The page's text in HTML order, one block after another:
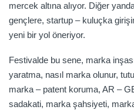
mercek altına alıyor. Diğer
gençlere, startup – kuluçka
yeni bir yol öneriyor.
Festivalde bu sene, marka
yaratma, nasıl marka olunur,
marka – patent koruma, AR –
sadakati, marka şahsiyeti,